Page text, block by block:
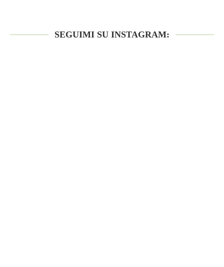
SEGUIMI SU INSTAGRAM: